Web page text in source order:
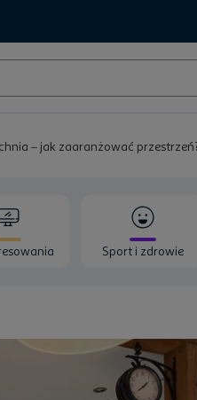
– jak zaaranżować
Sport i zdrowie